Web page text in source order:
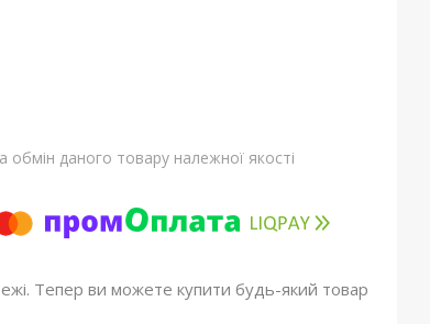
даного товару належної якості
Тепер ви можете купити будь-який товар